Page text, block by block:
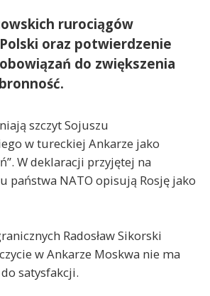
rurociągów
oraz potwierdzenie
do zwiększenia
szczyt Sojuszu
w tureckiej Ankarze jako
W deklaracji przyjętej na
państwa NATO opisują Rosję jako
Radosław Sikorski
w Ankarze Moskwa nie ma
satysfakcji.